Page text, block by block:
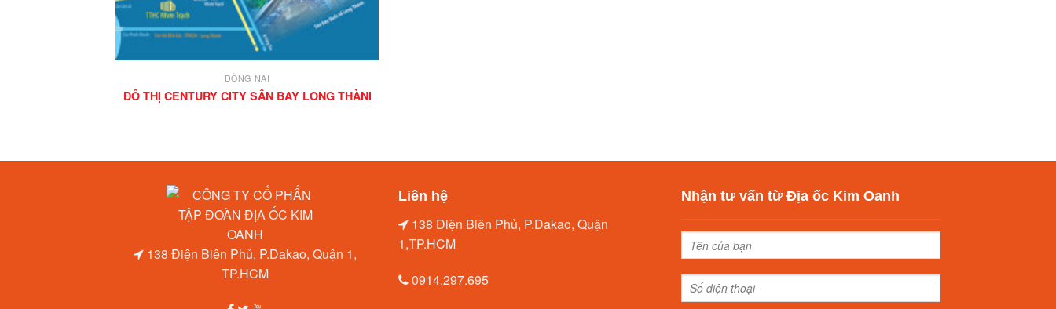
ĐỒNG NAI
ĐÔ THỊ CENTURY CITY SÂN BAY LONG THÀNH
138 Điện Biên Phủ, P.Dakao, Quận 1,
TP.HCM
Liên hệ
138 Điện Biên Phủ, P.Dakao, Quận
1,TP.HCM
0914.297.695
Nhận tư vấn từ Địa ốc Kim Oanh